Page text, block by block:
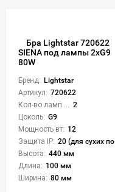
Бра Lightstar 720622
SIENA под лампы 2xG9
80W
Бренд: Lightstar
Артикул: 720622
Кол-во ламп или LED: 2
Цоколь: G9
Мощность вт: 12
Защита IP: 20 (для сухих пом.)
Высота: 440 мм
Длина: 100 мм
Ширина: 80 мм